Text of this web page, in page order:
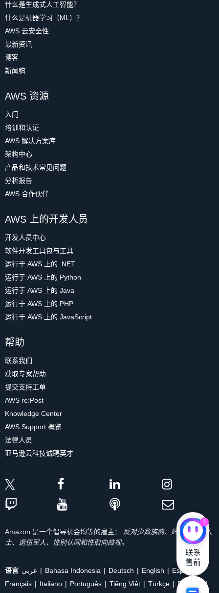
什么是生成式人工智能？
什么是机器学习（ML）？
AWS 云安全性
最新资讯
博客
新闻稿
AWS 资源
入门
培训和认证
AWS 解决方案库
架构中心
产品和技术常见问题
分析报告
AWS 合作伙伴
AWS 上的开发人员
开发人员中心
软件开发工具包与工具
运行于 AWS 上的 .NET
运行于 AWS 上的 Python
运行于 AWS 上的 Java
运行于 AWS 上的 PHP
运行于 AWS 上的 JavaScript
帮助
联系我们
获取专家帮助
提交支持工单
AWS re:Post
Knowledge Center
AWS Support 概览
法律人员
亚马逊云科技诚聘英才
Amazon 是一个倡导机会均等的雇主：
反对少数族裔、妇女、残疾人
士、退伍军人、性别认同和性取向歧视。
语言 عربي Bahasa Indonesia Deutsch English
Español
Français
Italiano Português Tiếng Việt Türkçe
Ρусский
1
联系
售前